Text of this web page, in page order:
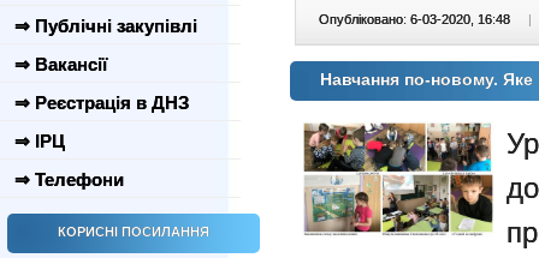
⇒ Публічні закупівлі
⇒ Вакансії
⇒ Реєстрація в ДНЗ
⇒ ІРЦ
⇒ Телефони
КОРИСНІ ПОСИЛАННЯ
Опубліковано: 6-03-2020, 16:48 |
Навчання по-новому.